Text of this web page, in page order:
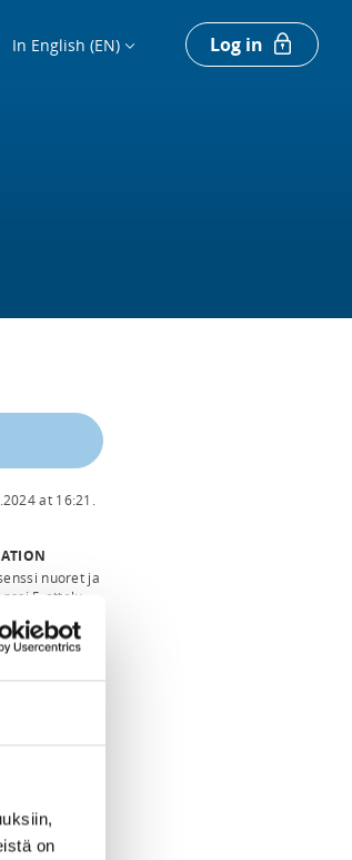
on
In English (EN) Log in
at 16:21 .
nuoret ja
5-ottelu,
4-ottelu